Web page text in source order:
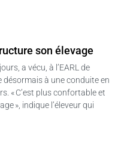
son élevage
a vécu, à l’EARL de
désormais à une conduite en
« C’est plus confortable et
», indique l’éleveur qui